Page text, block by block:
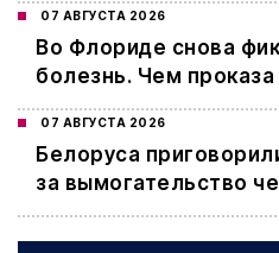
07 АВГУСТА 2026
Во Флориде снова
болезнь. Чем проказа
07 АВГУСТА 2026
Белоруса
за вымогательство